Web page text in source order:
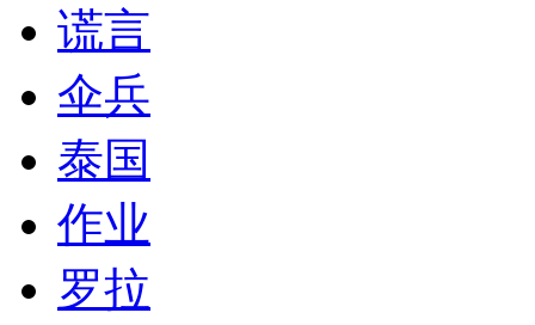
谎言
伞兵
泰国
作业
罗拉